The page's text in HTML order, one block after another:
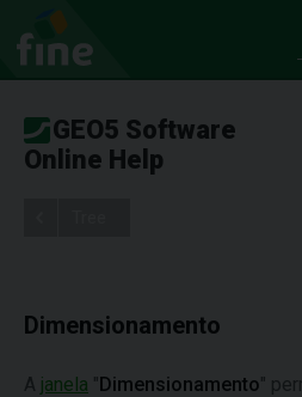
GEO5 Software
Online Help
Dimensionamento
A janela "Dimensionamento"